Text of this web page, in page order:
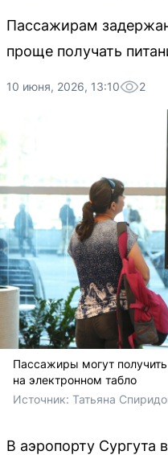
Пассажирам
проще получать
10 июня, 2026, 13:10 2
Пассажиры могут
на электронном табло
Источник: Татьяна
В аэропорту Сургута